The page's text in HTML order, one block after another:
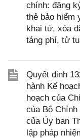
chính: đăng
thẻ bảo hiểm
khai tử, xóa
táng phí, tử
Quyết định
hành Kế
hoạch của
của Bộ
của Ủy ban
lập pháp